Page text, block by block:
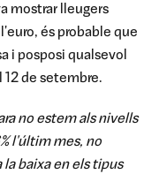
mostrar lleugers
és probable que
i posposi qualsevol
de setembre.
no estem als nivells
l'últim mes, no
la baixa en els tipus